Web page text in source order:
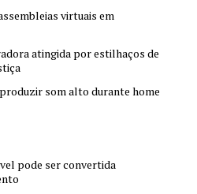
virtuais em
atingida por estilhaços de
som alto durante home
pode ser convertida